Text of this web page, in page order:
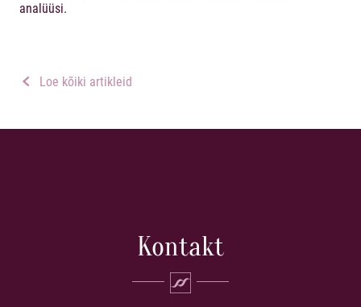
analüüsi.
Loe kõiki artikleid
Kontakt